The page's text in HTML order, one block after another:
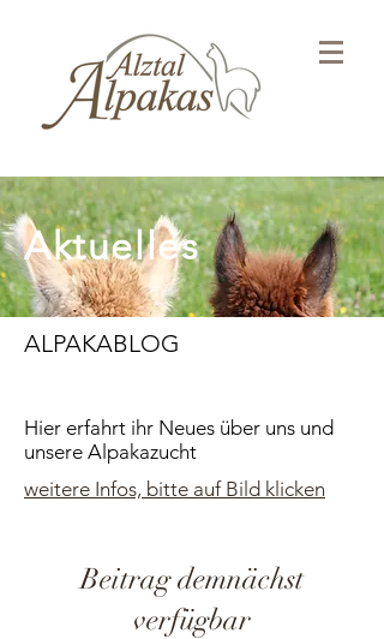
Aktuelles
ALPAKABLOG
Hier erfahrt ihr Neues über uns und
unsere Alpakazucht
weitere Infos, bitte auf Bild klicken
Beitrag demnächst
verfügbar